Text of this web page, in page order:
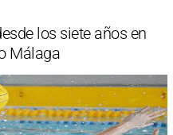
los siete años en
Málaga